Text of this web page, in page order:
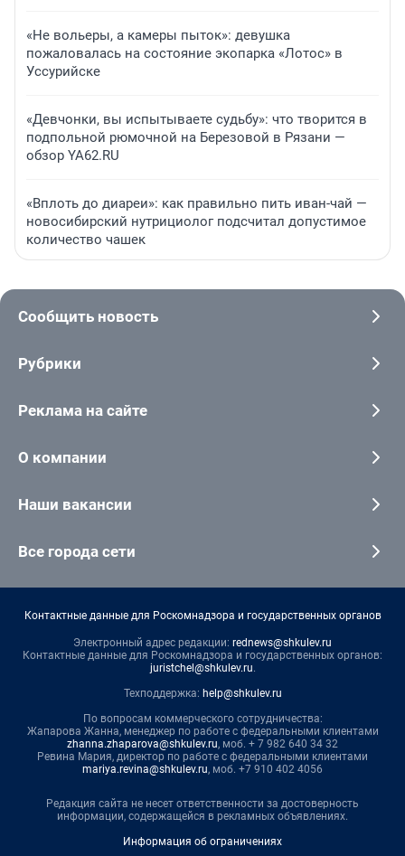
«Не вольеры, а камеры пыток»: девушка
пожаловалась на состояние экопарка «Лотос» в
Уссурийске
«Девчонки, вы испытываете судьбу»: что творится в
подпольной рюмочной на Березовой в Рязани —
обзор YA62.RU
«Вплоть до диареи»: как правильно пить иван-чай —
новосибирский нутрициолог подсчитал допустимое
количество чашек
Сообщить новость
Рубрики
Реклама на сайте
О компании
Наши вакансии
Все города сети
Контактные данные для Роскомнадзора и государственных органов
Электронный адрес редакции: rednews@shkulev.ru
Контактные данные для Роскомнадзора и государственных органов:
juristchel@shkulev.ru.
Техподдержка: help@shkulev.ru
По вопросам коммерческого сотрудничества:
Жапарова Жанна, менеджер по работе с федеральными клиентами
zhanna.zhaparova@shkulev.ru, моб. + 7 982 640 34 32
Ревина Мария, директор по работе с федеральными клиентами
mariya.revina@shkulev.ru, моб. +7 910 402 4056
Редакция сайта не несет ответственности за достоверность
информации, содержащейся в рекламных объявлениях.
Информация об ограничениях